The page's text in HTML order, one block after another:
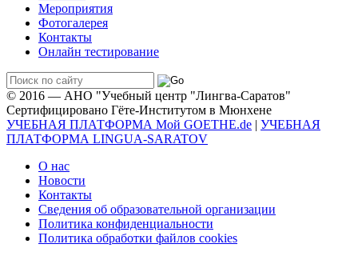
Мероприятия
Фотогалерея
Контакты
Онлайн тестирование
© 2016 — АНО "Учебный центр "Лингва-Саратов"
Сертифицировано Гёте-Институтом в Мюнхене
УЧЕБНАЯ ПЛАТФОРМА Мой GOETHE.de | УЧЕБНАЯ
ПЛАТФОРМА LINGUA-SARATOV
О нас
Новости
Контакты
Сведения об образовательной организации
Политика конфиденциальности
Политика обработки файлов cookies